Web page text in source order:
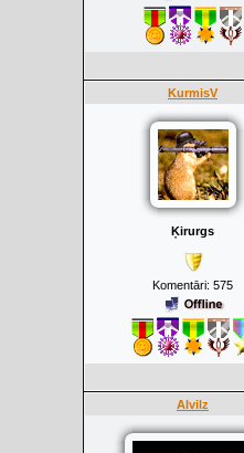
KurmisV
Ķirurgs
Komentāri: 575
Alvilz